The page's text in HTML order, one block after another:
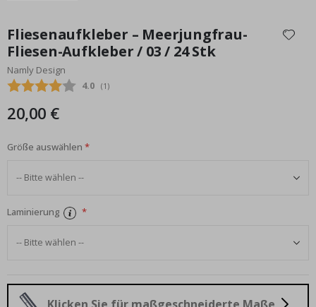
Anfang
der
Bildgalerie
springen
Fliesenaufkleber – Meerjungfrau-
Fliesen-Aufkleber / 03 / 24 Stk
Namly Design
Durchschnittliche Bewertung:
4.0 (abgegebene bewertungen:
1 )
20,00 €
Größe auswählen
Laminierung